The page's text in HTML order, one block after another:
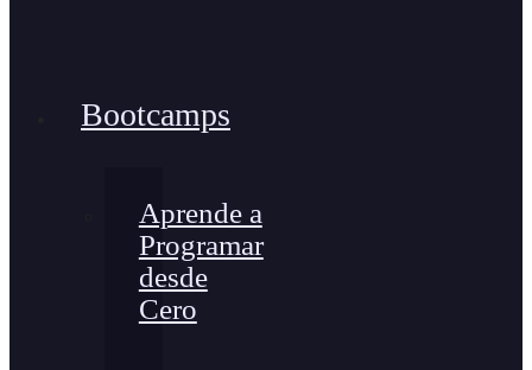
Bootcamps
Aprende a
Programar
desde
Cero